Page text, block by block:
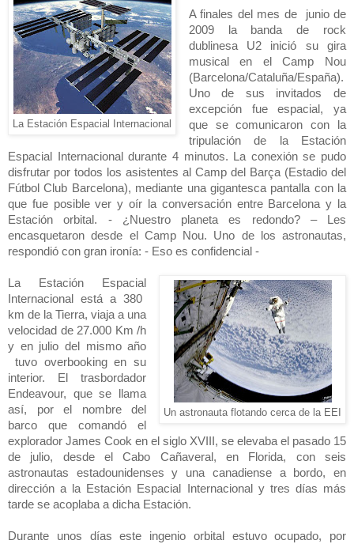
La Estación Espacial Internacional
A finales del mes de
junio de
2009 la banda de rock
dublinesa U2 inició su gira
musical en el Camp Nou
(Barcelona/Cataluña/España).
Uno de sus invitados de
excepción fue espacial, ya
que se comunicaron con la
tripulación de
la Estación
Espacial
Internacional durante 4 minutos. La conexión se pudo
disfrutar por todos los asistentes al Camp del Barça (Estadio del
Fútbol Club Barcelona), mediante una gigantesca pantalla con la
que fue posible ver y oír la conversación entre Barcelona y
la
Estación orbital. - ¿Nuestro planeta es redondo? – Les
encasquetaron desde el Camp Nou. Uno de los astronautas,
respondió con gran ironía: - Eso es confidencial -
Un astronauta flotando cerca de la EEI
La Estación Espacial
Internacional está a380
km de la Tierra, viaja a una
velocidad de 27.000 Km /h
y en julio del mismo año
tuvo overbooking en su
interior. El trasbordador
Endeavour, que se llama
así, por el nombre del
barco que comandó el
explorador James Cook en el siglo XVIII, se elevaba el pasado 15
de julio, desde el Cabo Cañaveral, en Florida, con seis
astronautas estadounidenses y una canadiense a bordo, en
dirección a
la Estación Espacial
Internacional y tres días más
tarde se acoplaba a dicha Estación.
Durante unos días este ingenio orbital estuvo ocupado, por